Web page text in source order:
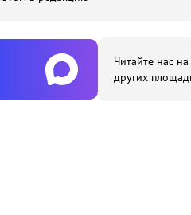
Читайте нас на
других